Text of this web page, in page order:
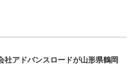
社アドバンスロードが山形県鶴岡